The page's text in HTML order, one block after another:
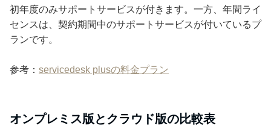
初年度のみサポートサービスが付きます。一方、年間ライ
センスは、契約期間中のサポートサービスが付いているプ
ランです。
参考： servicedesk plusの料金プラン
オンプレミス版とクラウド版の比較表